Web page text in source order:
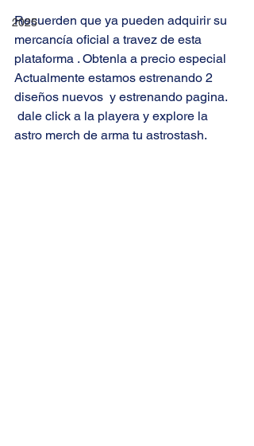
2025
Recuerden que ya pueden adquirir su
mercancía oficial a travez de esta
plataforma . Obtenla a precio especial
Actualmente estamos estrenando 2
diseños nuevos  y estrenando pagina.
astro merch de arma tu astrostash.